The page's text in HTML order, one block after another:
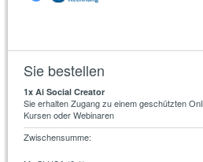
Sie bestellen
1x Ai Social Creator
Sie erhalten Zugang zu einem geschützten
Kursen oder Webinaren
Zwischensumme: